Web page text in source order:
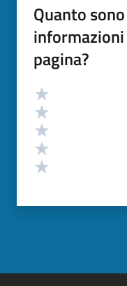
Quanto
pagina?
Valutazione